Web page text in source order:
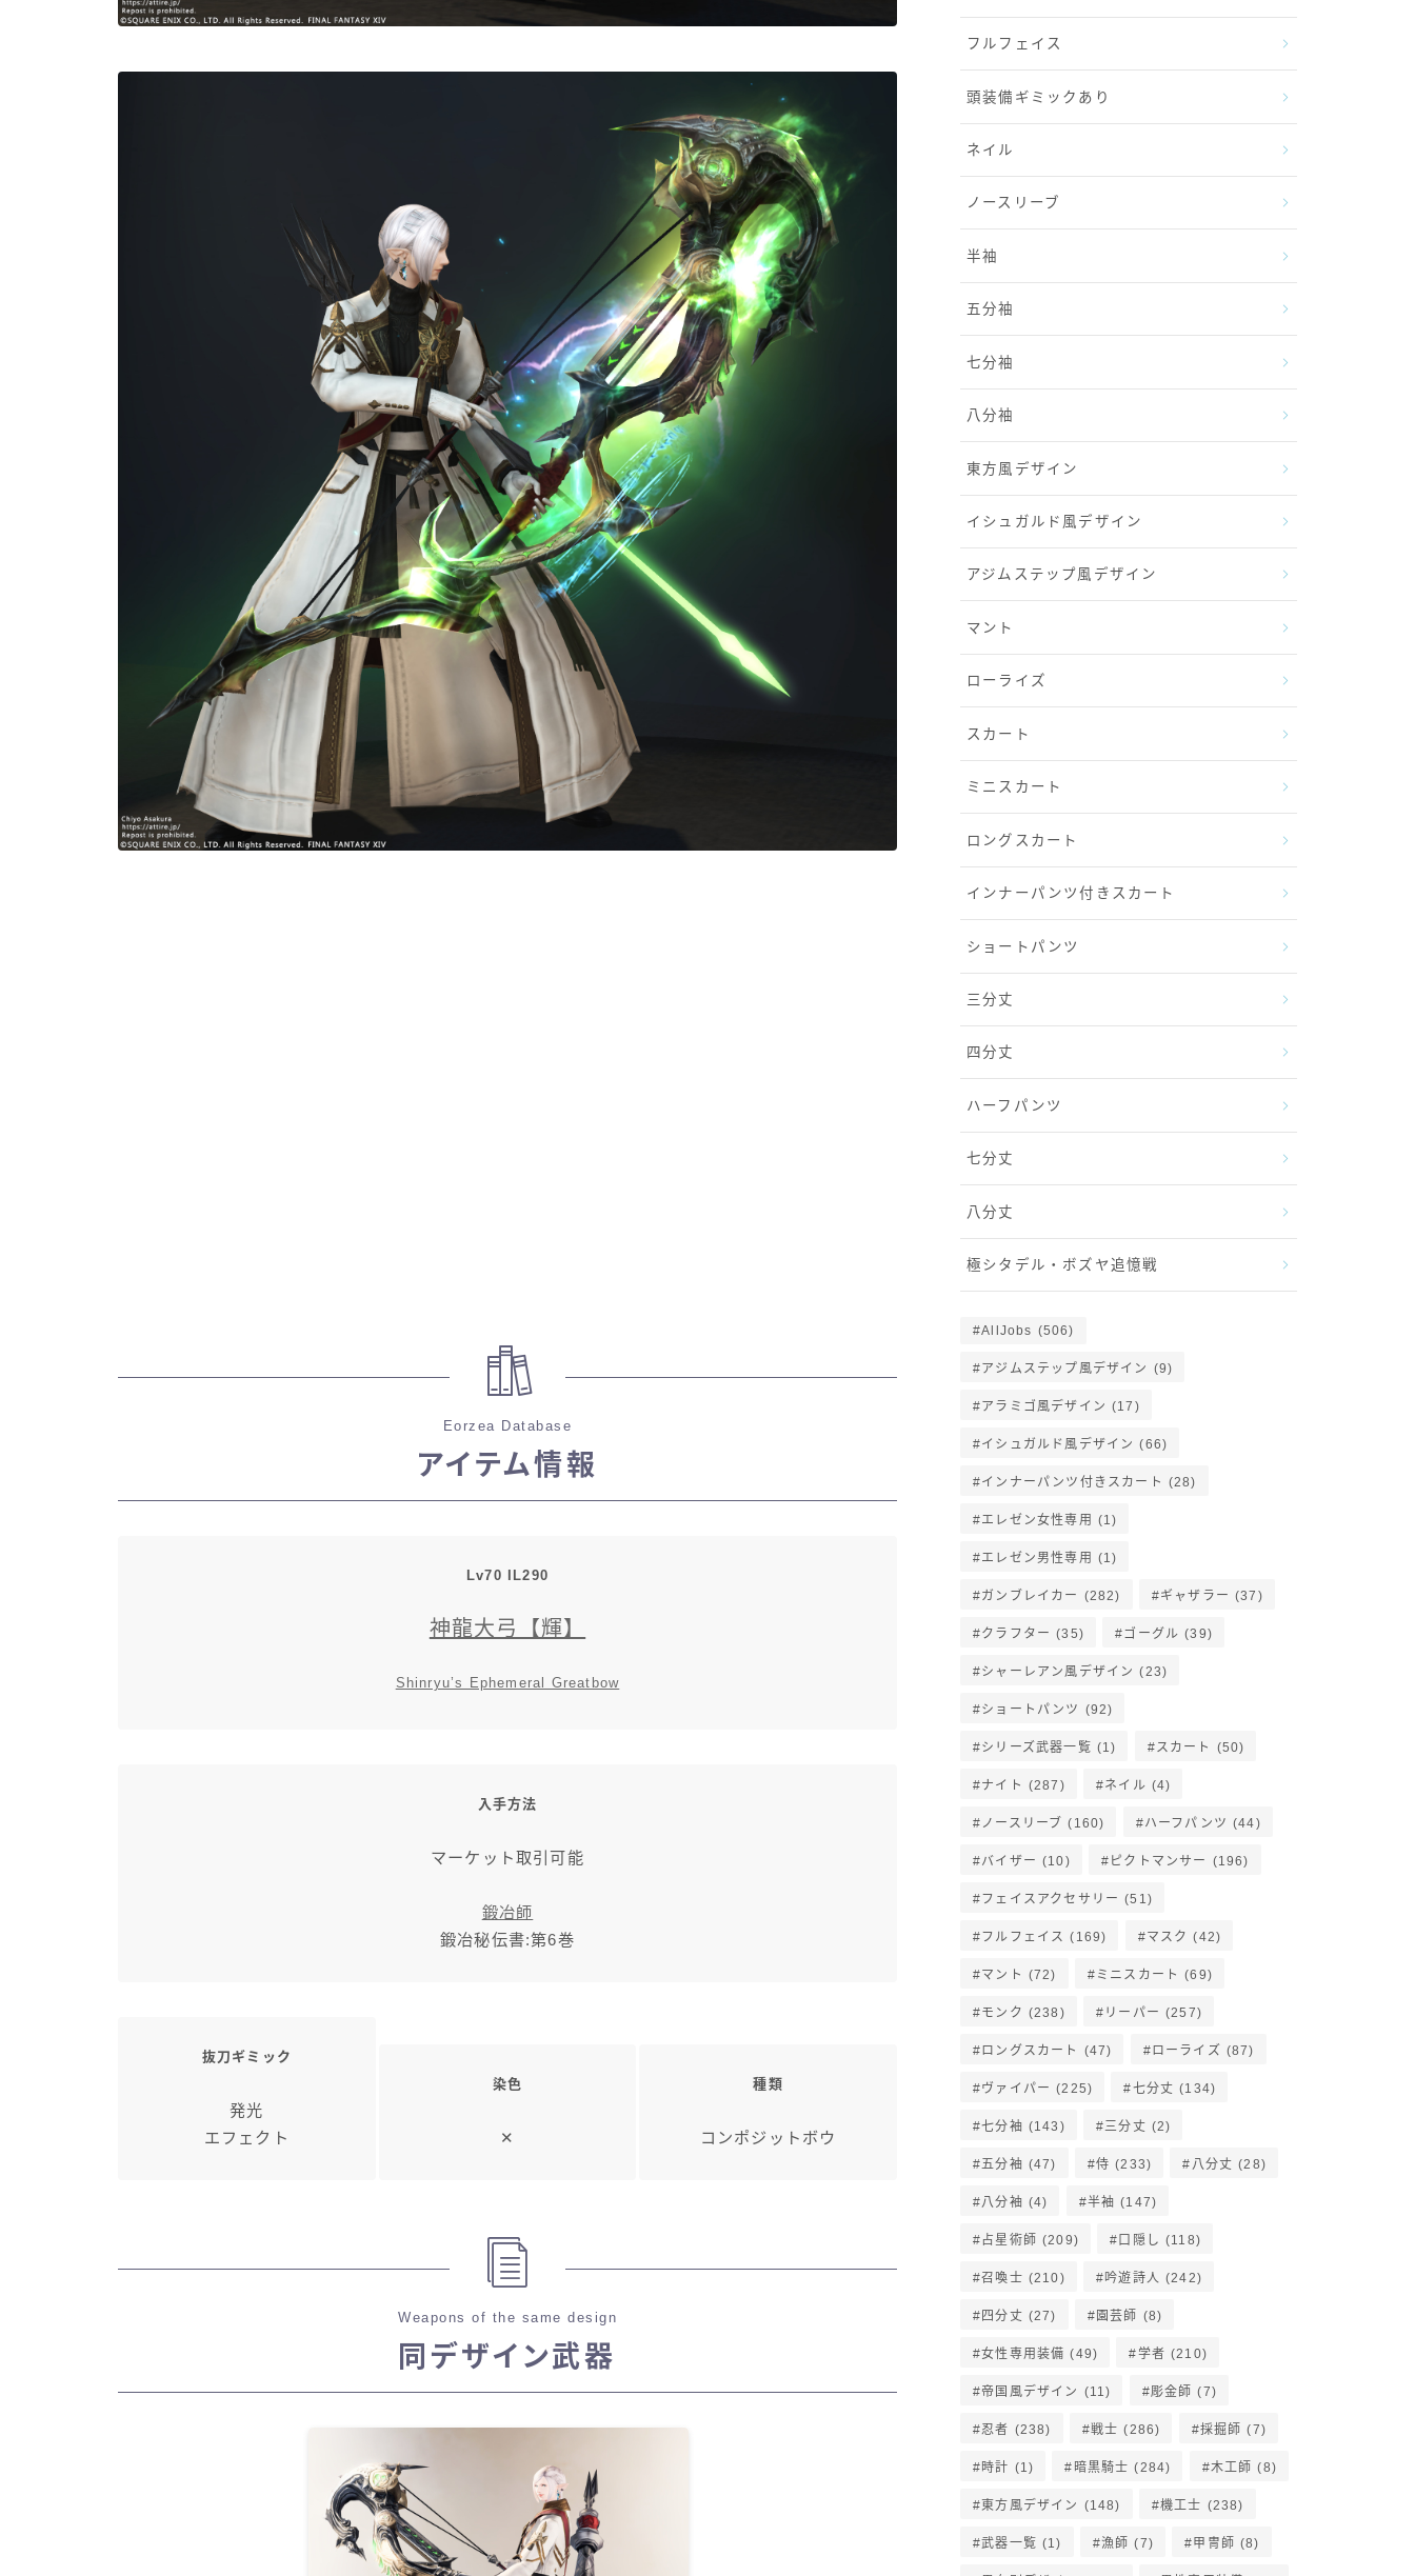
イシュガルド風デザイン
アジムステップ風デザイン
マント
ローライズ
スカート
ミニスカート
ロングスカート
インナーパンツ付きスカート
ショートパンツ
三分丈
四分丈
Eorzea Database
アイテム情報
Lv70 IL290
神龍大弓【輝】
Shinryu’s Ephemeral Greatbow
入手方法
マーケット取引可能
鍛冶師
鍛冶秘伝書:第6巻
抜刀ギミック
発光
エフェクト
染色
✕
種類
コンポジットボウ
Weapons of the same design
同デザイン武器
フルフェイス
頭装備ギミックあり
ネイル
ノースリーブ
半袖
五分袖
七分袖
八分袖
東方風デザイン
イシュガルド風デザイン
アジムステップ風デザイン
マント
ローライズ
スカート
ミニスカート
ロングスカート
インナーパンツ付きスカート
ショートパンツ
三分丈
四分丈
ハーフパンツ
七分丈
八分丈
極シタデル・ボズヤ追憶戦
AllJobs (506)
アジムステップ風デザイン (9)
アラミゴ風デザイン (17)
イシュガルド風デザイン (66)
インナーパンツ付きスカート (28)
エレゼン女性専用 (1)
エレゼン男性専用 (1)
ガンブレイカー (282) ギャザラー (37)
クラフター (35) ゴーグル (39)
シャーレアン風デザイン (23)
ショートパンツ (92)
シリーズ武器一覧 (1) スカート (50)
ナイト (287) ネイル (4)
ノースリーブ (160) ハーフパンツ (44)
バイザー (10) ピクトマンサー (196)
フェイスアクセサリー (51)
フルフェイス (169) マスク (42)
マント (72) ミニスカート (69)
モンク (238) リーパー (257)
ロングスカート (47) ローライズ (87)
ヴァイパー (225) 七分丈 (134)
七分袖 (143) 三分丈 (2)
五分袖 (47) 侍 (233) 八分丈 (28)
八分袖 (4) 半袖 (147)
占星術師 (209) 口隠し (118)
召喚士 (210) 吟遊詩人 (242)
四分丈 (27) 園芸師 (8)
女性専用装備 (49) 学者 (210)
帝国風デザイン (11) 彫金師 (7)
忍者 (238) 戦士 (286) 採掘師 (7)
時計 (1) 暗黒騎士 (284) 木工師 (8)
東方風デザイン (148) 機工士 (238)
武器一覧 (1) 漁師 (7) 甲冑師 (8)